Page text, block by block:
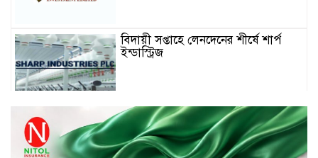
বিদায়ী সপ্তাহে লেনদেনের শীর্ষে শার্প
ইন্ডাস্ট্রিজ
চুয়াডাঙ্গায় বিএআরআই’র কৃষি গবেষণা
কেন্দ্র, মেহেরপুর এর আঞ্চলিক রিভিউ
কর্মশালা/২০২৫-২৬ অনুষ্ঠিত